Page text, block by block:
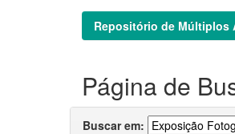
Repositório de Múltiplos
Página de
Buscar em: